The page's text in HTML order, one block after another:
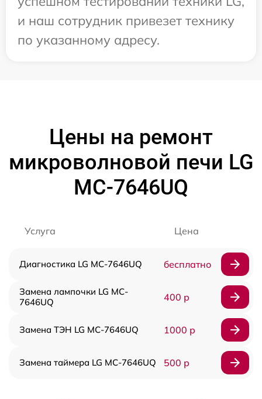
и наш сотрудник привезет технику
по указанному адресу.
Цены на ремонт
микроволновой печи LG
MC-7646UQ
Услуга Цена
Диагностика LG MC-7646UQ бесплатно
Замена лампочки LG MC-
7646UQ
400 р
Замена ТЭН LG MC-7646UQ 1000 р
Замена таймера LG MC-7646UQ 500 р